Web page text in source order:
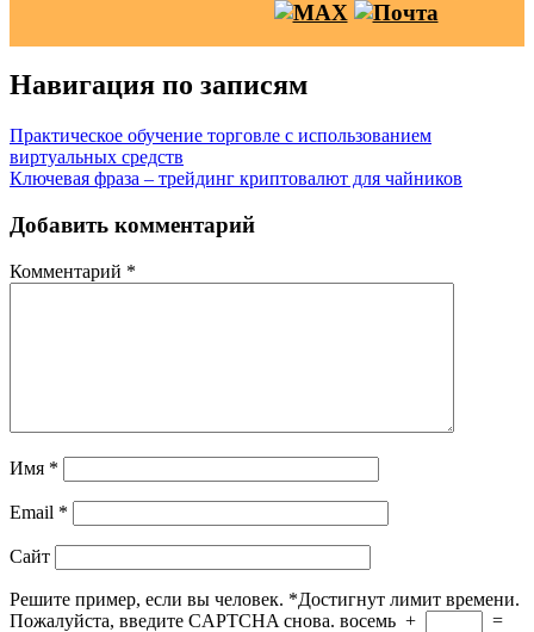
Навигация по записям
Практическое обучение торговле с использованием
виртуальных средств
Ключевая фраза – трейдинг криптовалют для чайников
Добавить комментарий
Комментарий *
Имя *
Email *
Сайт
Решите пример, если вы человек. *Достигнут лимит времени.
Пожалуйста, введите CAPTCHA снова. восемь +
=